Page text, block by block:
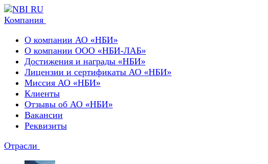
Компания
О компании АО «НБИ»
О компании ООО «НБИ-ЛАБ»
Достижения и награды «НБИ»
Лицензии и сертификаты АО «НБИ»
Миссия АО «НБИ»
Клиенты
Отзывы об АО «НБИ»
Вакансии
Реквизиты
Отрасли